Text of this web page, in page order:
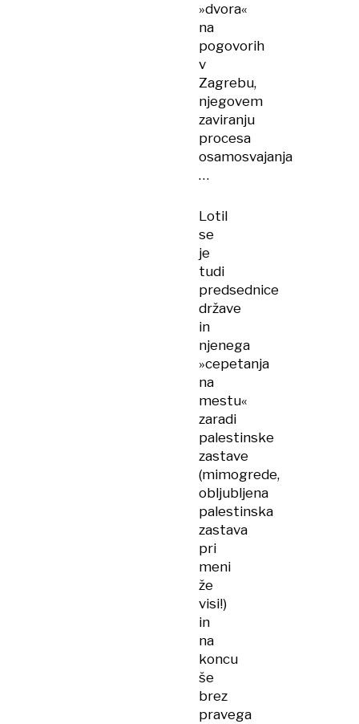
»dvora«
na
pogovorih
v
Zagrebu,
njegovem
zaviranju
procesa
osamosvajanja
…
Lotil
se
je
tudi
predsednice
države
in
njenega
»cepetanja
na
mestu«
zaradi
palestinske
zastave
(mimogrede,
obljubljena
palestinska
zastava
pri
meni
že
visi!)
in
na
koncu
še
brez
pravega